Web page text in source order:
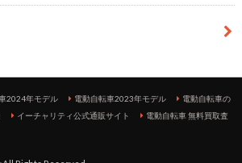
2024年モデル 電動自転車2023年モデル
電動自転車の
イーチャリティ公式通販サイト
電動自転車 無料買取査